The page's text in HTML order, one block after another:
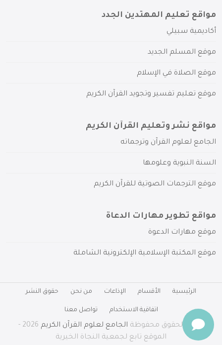
مواقع تعليم المهتدين الجدد
أكاديمية سبيلي
موقع المسلم الجديد
موقع الصلاة في الإسلام
موقع تعليم تفسير وتجويد القرآن الكريم
مواقع نشر وتعليم القرآن الكريم
الجامع لعلوم القرآن وترجماته
السنة النبوية وعلومها
موقع الترجمات الصوتية للقرآن الكريم
مواقع تطوير مهارات الدعاة
موقع مهارات الدعوة
موقع المكتبة الإسلامية الإلكترونية الشاملة
الرئيسية الأقسام الإذاعات من نحن حقوق النشر
اتفاقية الاستخدام تواصل معنا
جميع الحقوق محفوظة الجامع لعلوم القرآن الكريم
2026 -
الموقع تابع لجمعية النجاة الخيرية